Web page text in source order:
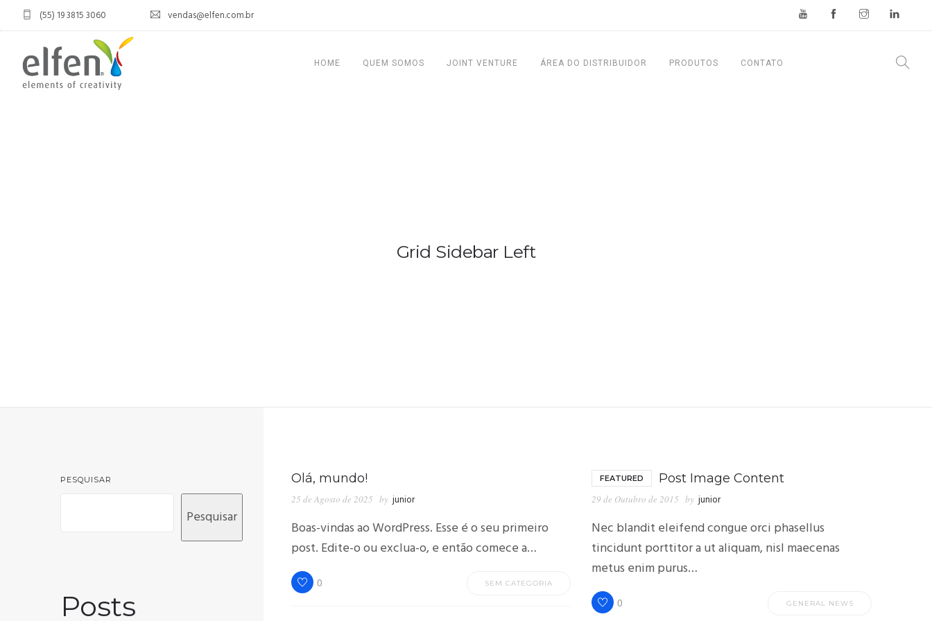
(55) 19 3815 3060 vendas@elfen.com.br
HOME QUEM SOMOS JOINT VENTURE ÁREA DO DISTRIBUIDOR PRODUTOS CONTATO
Grid Sidebar Left
PESQUISAR
Pesquisar
Posts
Olá, mundo!
25 de Agosto de 2025 by junior
Boas-vindas ao WordPress. Esse é o seu primeiro
post. Edite-o ou exclua-o, e então comece a…
0 SEM CATEGORIA
FEATURED Post Image Content
29 de Outubro de 2015 by junior
Nec blandit eleifend congue orci phasellus
tincidunt porttitor a ut aliquam, nisl maecenas
metus enim purus…
0 GENERAL NEWS